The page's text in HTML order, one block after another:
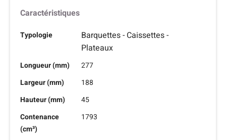
Caractéristiques
Typologie
Barquettes - Caissettes -
Plateaux
Longueur (mm)
277
Largeur (mm)
188
Hauteur (mm)
45
Contenance
(cm³)
1793